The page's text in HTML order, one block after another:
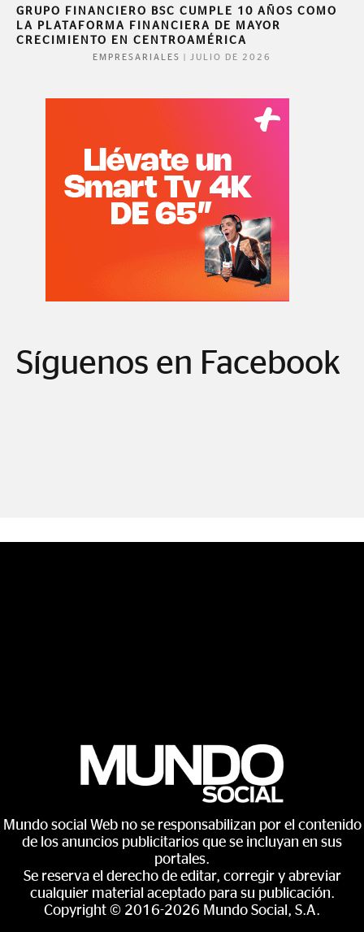
GRUPO FINANCIERO BSC CUMPLE 10 AÑOS COMO
LA PLATAFORMA FINANCIERA DE MAYOR
CRECIMIENTO EN CENTROAMÉRICA
EMPRESARIALES JULIO DE 2026
Síguenos en Facebook
Mundo social Web no se responsabilizan por el contenido
de los anuncios publicitarios que se incluyan en sus
portales.
Se reserva el derecho de editar, corregir y abreviar
cualquier material aceptado para su publicación.
Copyright © 2016-2026 Mundo Social, S.A.